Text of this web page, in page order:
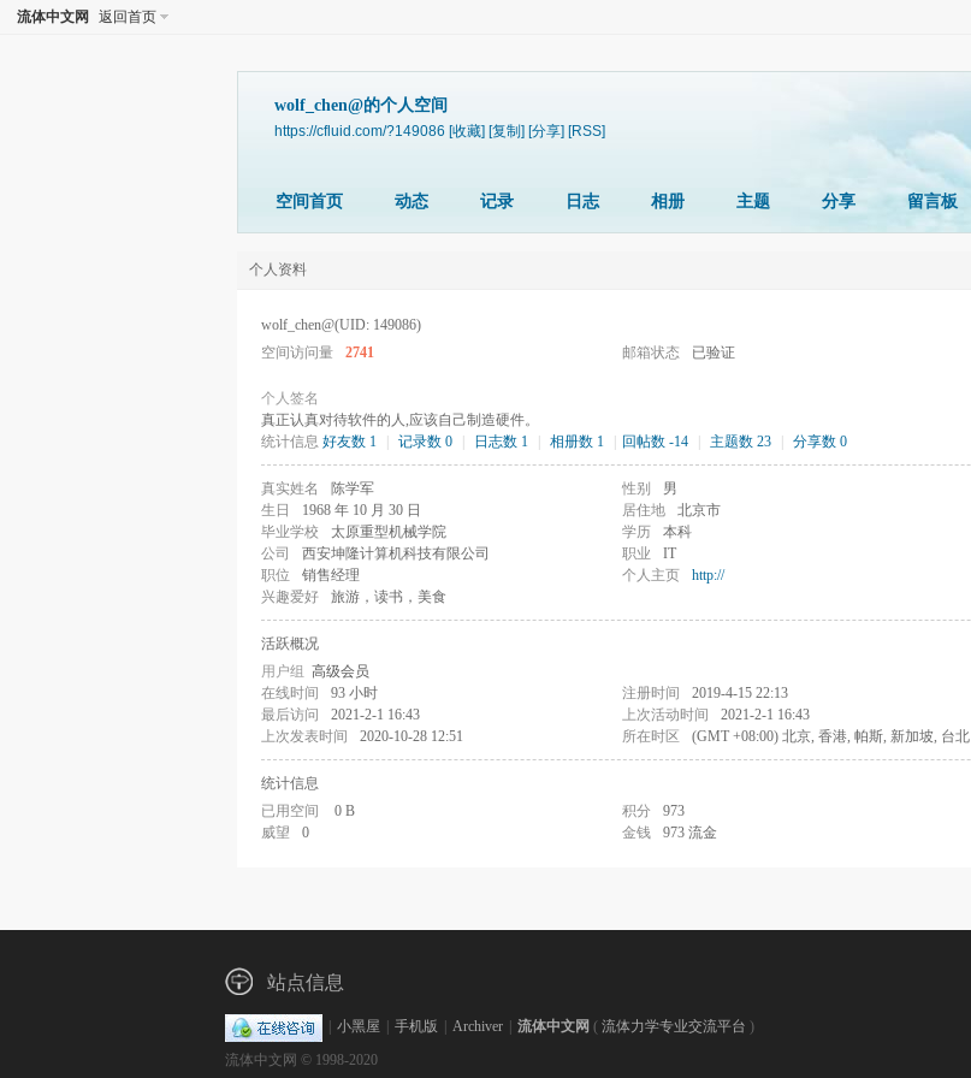
流体中文网 返回首页
wolf_chen@的个人空间
https://cfluid.com/?149086 [收藏] [复制] [分享] [RSS]
空间首页 动态 记录 日志 相册 主题 分享 留言板
个人资料
wolf_chen@(UID: 149086)
空间访问量
2741 邮箱状态 已验证
个人签名
真正认真对待软件的人,应该自己制造硬件。
统计信息 好友数 1 记录数 0 日志数 1 相册数 1 回帖数 -14 主题数 23 分享数 0
真实姓名 陈学军 性别
男
生日
1968 年 10 月 30 日 居住地
北京市
毕业学校
太原重型机械学院 学历
本科
公司
西安坤隆计算机科技有限公司 职业
IT
职位
销售经理 个人主页
http://
兴趣爱好
旅游，读书，美食
活跃概况
用户组 高级会员
在线时间
93 小时 注册时间
2019-4-15 22:13
最后访问
2021-2-1 16:43 上次活动时间
2021-2-1 16:43
上次发表时间
2020-10-28 12:51 所在时区 (GMT +08:00) 北京, 香港, 帕斯, 新加坡, 台北
统计信息
已用空间
0 B 积分
973
威望
0 金钱 973 流金
站点信息
小黑屋 手机版 Archiver 流体中文网 ( 流体力学专业交流平台 )
流体中文网 © 1998-2020